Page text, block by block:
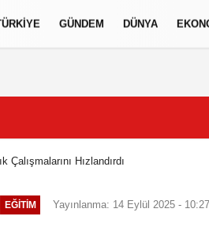
GÜNDEM DÜNYA
Çalışmalarını Hızlandırdı
EĞITIM Yayınlanma: 14 Eylül 2025 - 10:27